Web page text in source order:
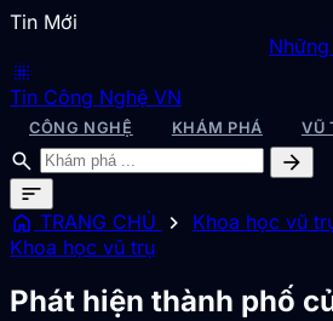
Tin Mới
Những "ác
blur_on
Tin Công Nghệ VN
CÔNG NGHỆ KHÁM PHÁ VŨ
search
arrow_forward
sort
home TRANG CHỦ chevron_right Khoa học vũ
Khoa học vũ trụ
Phát hiện thành phố